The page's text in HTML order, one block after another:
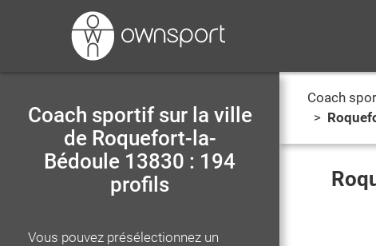
Coach sportif sur la ville
de Roquefort-la-
Bédoule 13830 : 194
profils
Vous pouvez présélectionnez un
Coach
>